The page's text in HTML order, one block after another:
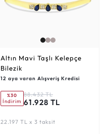
Altın Mavi Taşlı Kelepçe
Bilezik
12 aya varan Alışveriş Kredisi
%30
İndirim
88.432 TL
61.928 TL
22.197 TL x 3 taksit